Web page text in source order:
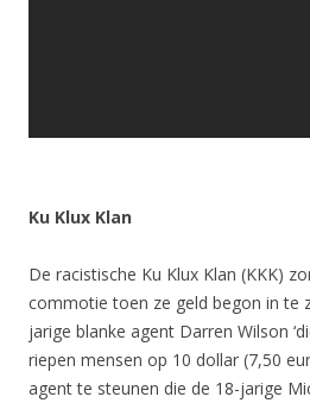
Ku Klux Klan
De racistische Ku Klux Klan (KKK)
commotie toen ze geld begon in te
jarige blanke agent Darren Wilson
riepen mensen op 10 dollar (7,50
agent te steunen die de 18-jarige